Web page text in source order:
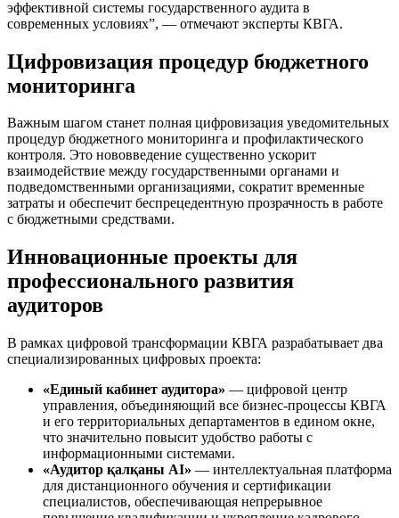
эффективной системы государственного аудита в
современных условиях”, — отмечают эксперты КВГА.
Цифровизация процедур бюджетного
мониторинга
Важным шагом станет полная цифровизация уведомительных
процедур бюджетного мониторинга и профилактического
контроля. Это нововведение существенно ускорит
взаимодействие между государственными органами и
подведомственными организациями, сократит временные
затраты и обеспечит беспрецедентную прозрачность в работе
с бюджетными средствами.
Инновационные проекты для
профессионального развития
аудиторов
В рамках цифровой трансформации КВГА разрабатывает два
специализированных цифровых проекта:
«Единый кабинет аудитора» — цифровой центр
управления, объединяющий все бизнес-процессы КВГА
и его территориальных департаментов в едином окне,
что значительно повысит удобство работы с
информационными системами.
«Аудитор қалқаны АІ» — интеллектуальная платформа
для дистанционного обучения и сертификации
специалистов, обеспечивающая непрерывное